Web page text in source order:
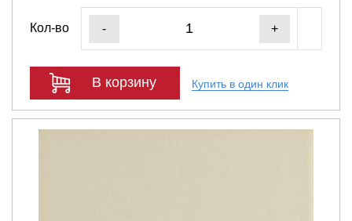
Кол-во - +
В корзину Купить в один клик